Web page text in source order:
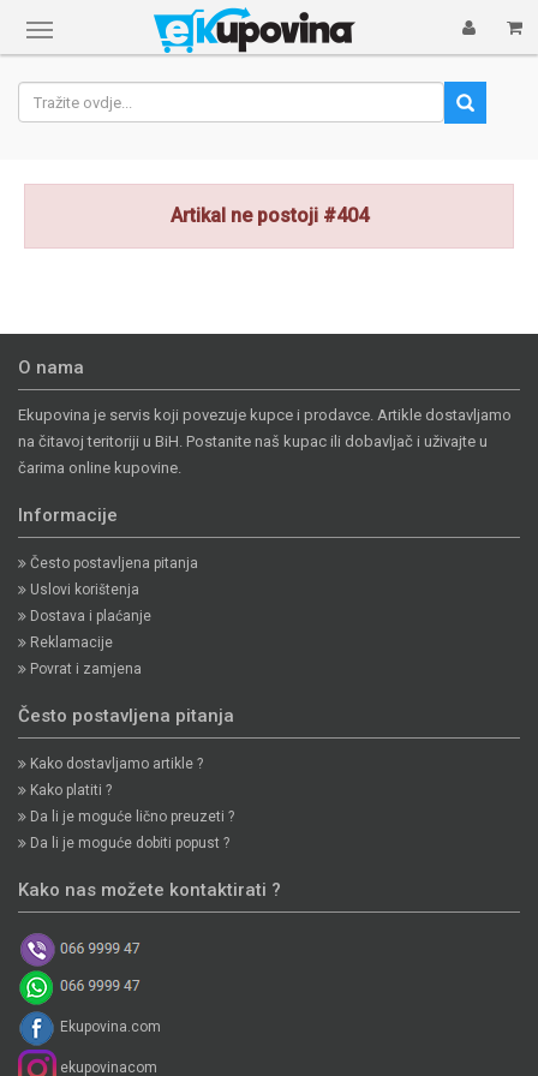
Prikaži
navigaciju
Artikal ne postoji #404
O nama
Ekupovina je servis koji povezuje kupce i prodavce. Artikle dostavljamo
na čitavoj teritoriji u BiH. Postanite naš kupac ili dobavljač i uživajte u
čarima online kupovine.
Informacije
Često postavljena pitanja
Uslovi korištenja
Dostava i plaćanje
Reklamacije
Povrat i zamjena
Često postavljena pitanja
Kako dostavljamo artikle ?
Kako platiti ?
Da li je moguće lično preuzeti ?
Da li je moguće dobiti popust ?
Kako nas možete kontaktirati ?
Ekupovina.com
ekupovinacom